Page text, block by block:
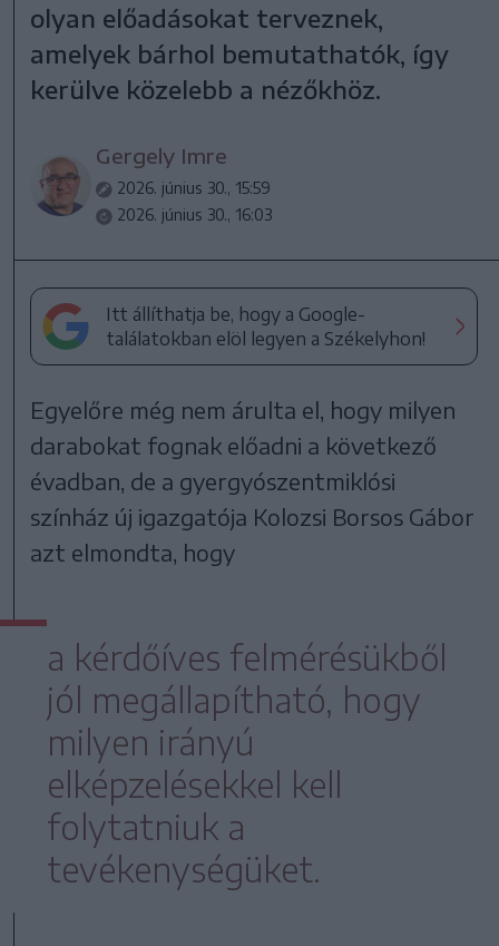
olyan előadásokat terveznek,
amelyek bárhol bemutathatók, így
kerülve közelebb a nézőkhöz.
Gergely Imre
2026. június 30., 15:59
2026. június 30., 16:03
Itt állíthatja be, hogy a Google-
találatokban elöl legyen a Székelyhon!
Egyelőre még nem árulta el, hogy milyen
darabokat fognak előadni a következő
évadban, de a gyergyószentmiklósi
színház új igazgatója Kolozsi Borsos Gábor
azt elmondta, hogy
a kérdőíves felmérésükből
jól megállapítható, hogy
milyen irányú
elképzelésekkel kell
folytatniuk a
tevékenységüket.